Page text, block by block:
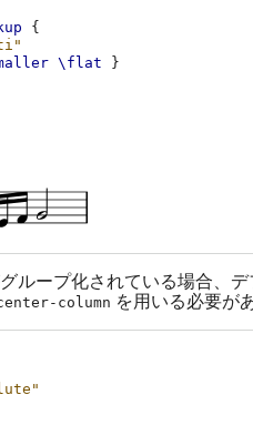
{
\flat
}
ループ化されている場合、
column を用いる必要が